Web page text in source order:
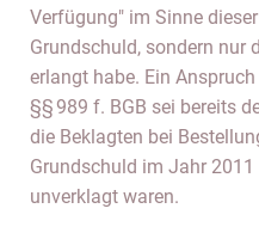
Verfügung" im Sinne
Grundschuld, sondern nur
erlangt habe. Ein
§§ 989 f. BGB sei bereits
die Beklagten bei
Grundschuld im Jahr
unverklagt waren.